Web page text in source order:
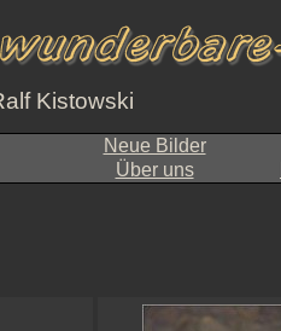
Kistowski
Neue Bilder
Über uns